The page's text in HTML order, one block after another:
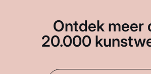
Ontdek meer
20.000